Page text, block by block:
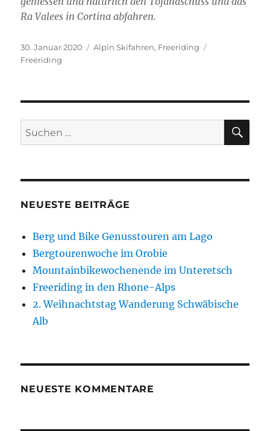
Ra Valees in Cortina abfahren.
Veröffentlicht
am
30. Januar 2020 Kategorien
Alpin Skifahren, Freeriding
Freeriding
Suchen
nach:
NEUESTE BEITRÄGE
Berg und Bike Genusstouren am Lago
Bergtourenwoche im Orobie
Mountainbikewochenende im Unteretsch
Freeriding in den Rhone-Alps
2. Weihnachtstag Wanderung Schwäbische
Alb
NEUESTE KOMMENTARE